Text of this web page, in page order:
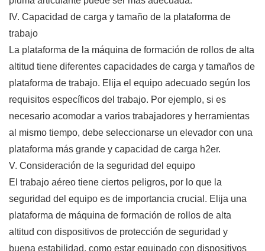
IV. Capacidad de carga y tamaño de la plataforma de
trabajo
La plataforma de la máquina de formación de rollos de alta
altitud tiene diferentes capacidades de carga y tamaños de
plataforma de trabajo. Elija el equipo adecuado según los
requisitos específicos del trabajo. Por ejemplo, si es
necesario acomodar a varios trabajadores y herramientas
al mismo tiempo, debe seleccionarse un elevador con una
plataforma más grande y capacidad de carga h2er.
V. Consideración de la seguridad del equipo
El trabajo aéreo tiene ciertos peligros, por lo que la
seguridad del equipo es de importancia crucial. Elija una
plataforma de máquina de formación de rollos de alta
altitud con dispositivos de protección de seguridad y
buena estabilidad, como estar equipado con dispositivos